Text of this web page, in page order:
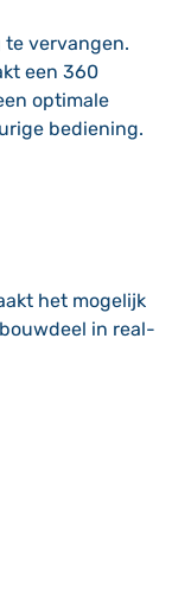
vervangen.
een 360
optimale
bediening.
het mogelijk
in real-